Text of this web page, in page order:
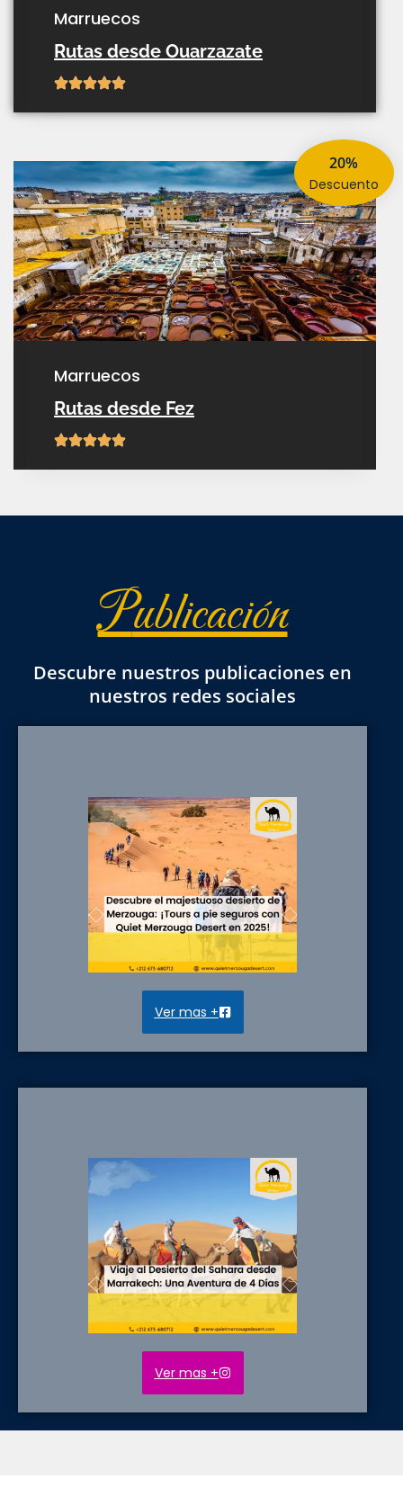
marruecos
Rutas desde Ouarzazate
20%
descuento
marruecos
Rutas desde Fez
publicación
descubre nuestros publicaciones en
nuestros redes sociales
Ver mas +
Ver mas +